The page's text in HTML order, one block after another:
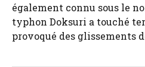
également connu sous le
typhon Doksuri a touché
provoqué des glissements